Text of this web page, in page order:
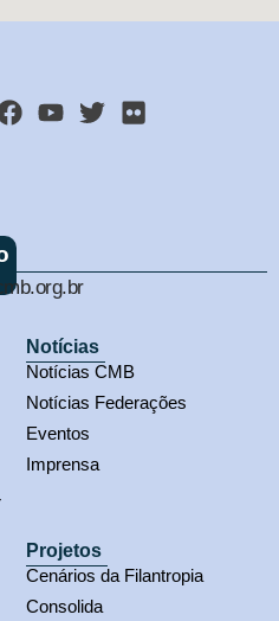
Notícias
Notícias CMB
Notícias Federações
Eventos
Imprensa
Projetos
Cenários da Filantropia
Consolida